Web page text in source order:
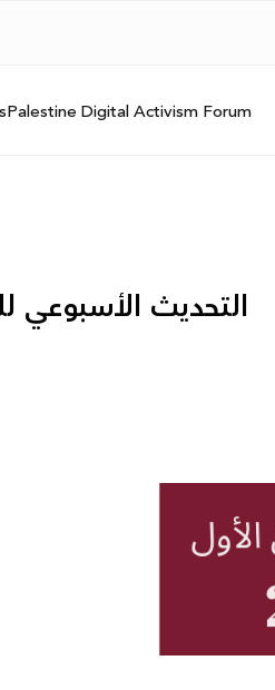
Palestine Digital Activism Forum
التحديث الأسبوعي للحقوق